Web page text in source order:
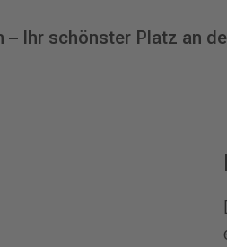
Ihr schönster Platz an